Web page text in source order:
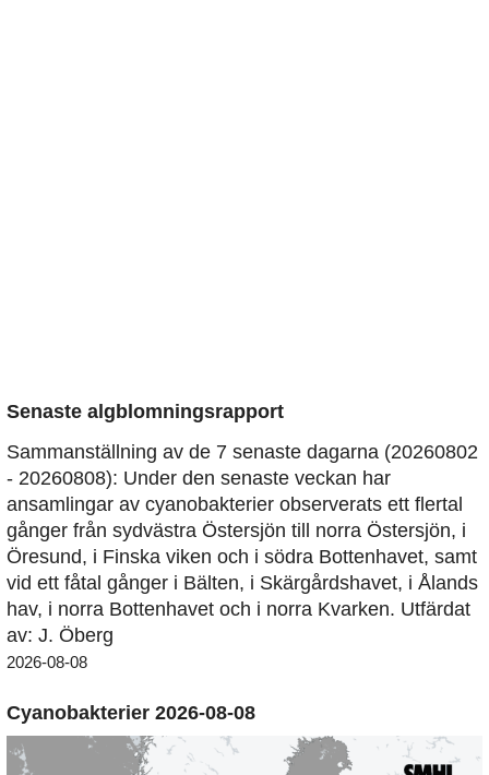
Senaste algblomningsrapport
Sammanställning av de 7 senaste dagarna (20260802
- 20260808): Under den senaste veckan har
ansamlingar av cyanobakterier observerats ett flertal
gånger från sydvästra Östersjön till norra Östersjön, i
Öresund, i Finska viken och i södra Bottenhavet, samt
vid ett fåtal gånger i Bälten, i Skärgårdshavet, i Ålands
hav, i norra Bottenhavet och i norra Kvarken. Utfärdat
av: J. Öberg
2026-08-08
Cyanobakterier 2026-08-08